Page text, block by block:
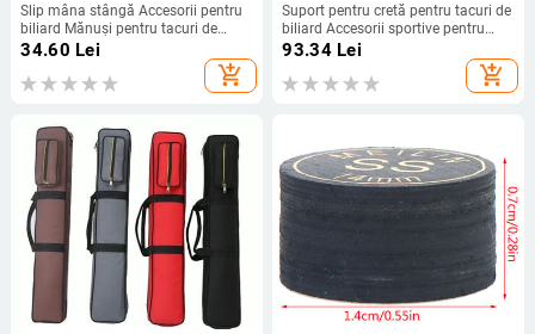
Slip mâna stângă Accesorii pentru
biliard Mănuși pentru tacuri de
biliard Mănuși cu degete separate
Mănuși cu trei degete Mănuși
pentru biliard
34.60 Lei
add_shopping_cart
Suport pentru cretă pentru tacuri de
biliard Accesorii sportive pentru
snooker Cutie de depozitare
portabilă Cutie pentru cretă pentru
tacuri de biliard Suport pentru cretă
93.34Lei
add_shopping_cart